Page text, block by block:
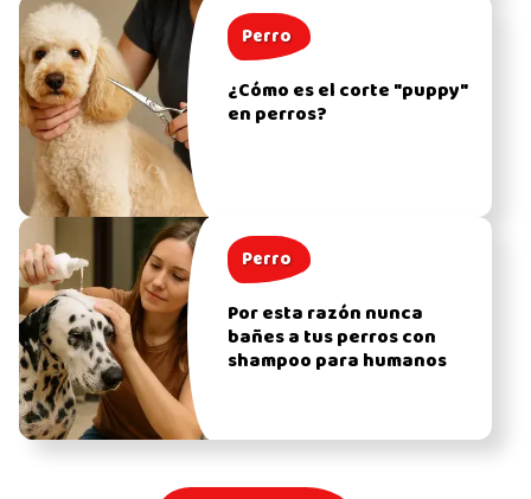
Perro
¿Cómo es el corte "puppy"
en perros?
Perro
Por esta razón nunca
bañes a tus perros con
shampoo para humanos